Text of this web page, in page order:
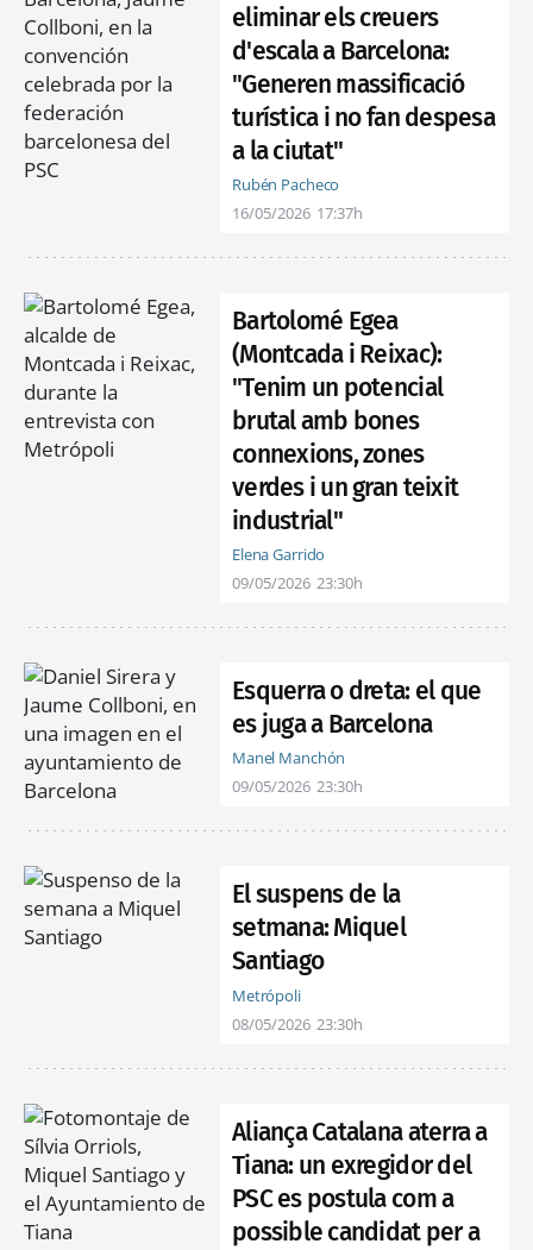
eliminar els creuers
d'escala a Barcelona:
"Generen massificació
turística i no fan despesa
a la ciutat"
Rubén Pacheco
16/05/2026 17:37h
Bartolomé Egea
(Montcada i Reixac):
"Tenim un potencial
brutal amb bones
connexions, zones
verdes i un gran teixit
industrial"
Elena Garrido
09/05/2026 23:30h
Esquerra o dreta: el que
es juga a Barcelona
Manel Manchón
09/05/2026 23:30h
El suspens de la
setmana: Miquel
Santiago
Metrópoli
08/05/2026 23:30h
Aliança Catalana aterra a
Tiana: un exregidor del
PSC es postula com a
possible candidat per a